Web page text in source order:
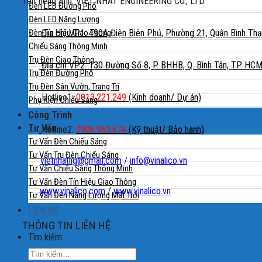
Đèn LED Đường Phố
Đèn LED Năng Lượng
Đèn Tín Hiệu Giao Thông
Chiếu Sáng Thông Minh
Trụ Đèn Giao Thông
Trụ Đèn Đường Phố
Trụ Đèn Sân Vườn, Trang Trí
Phụ Kiện Chiếu Sáng
Công Trình
Tư Vấn
Tư Vấn Đèn Chiếu Sáng
Tư Vấn Trụ Đèn Chiếu Sáng
Tư Vấn Chiếu Sáng Thông Minh
Tư Vấn Đèn Tín Hiệu Giao Thông
Tư Vấn Đèn Năng Lượng Mặt Trời
LIÊN HỆ
Tìm kiếm:
Địa chỉ VP1: 490A Điện Biên Phủ, Phường 21, Quận Bình
Địa chỉ VP2: 130 Đường Số 8, P. BHHB, Q. Bình Tân, TP. HCM
Hotline1:0913.221.249(Kinh doanh/ Dự án)
Hotline2: 0906.963.674 (Kỹ thuật/ Bảo hành)
vietnhatlig@gmail.com/info@vinalico.vn
www.vinalico.com /www.vinalico.vn
THÔNG TIN LIÊN HỆ